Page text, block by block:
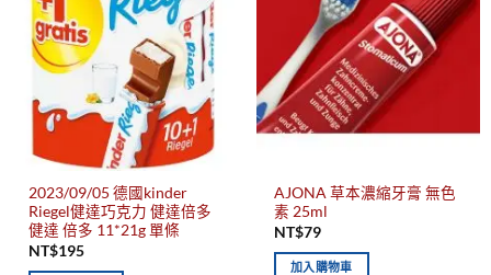
2023/09/05 德國kinder
Riegel健達巧克力 健達倍多
健達 倍多 11*21g 單條
NT$195
AJONA 草本濃縮牙膏 無色
素 25ml
NT$79
加入購物車